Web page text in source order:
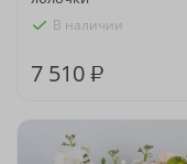
В наличии
7 510 ₽